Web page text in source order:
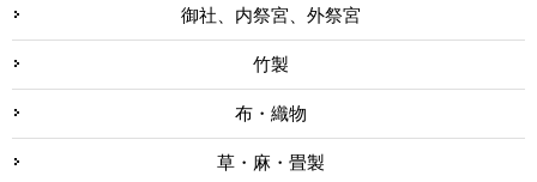
御社、内祭宮、外祭宮
竹製
布・織物
草・麻・畳製